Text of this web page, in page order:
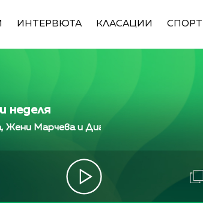
ИНТЕРВЮТА КЛАСАЦИИ СПОРТ
неделя
и Диана Любенова
Алекс
и Диана Любенова
Алекс
Алекс